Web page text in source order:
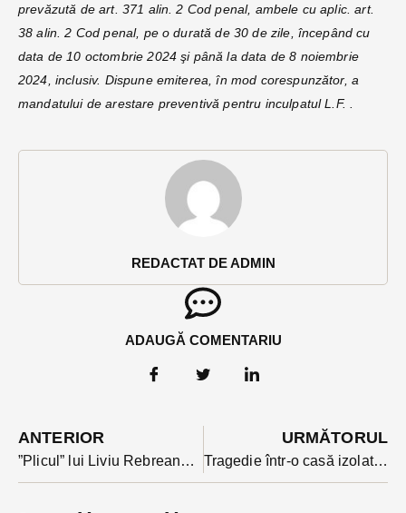
REDACTAT DE ADMIN
ADAUGĂ COMENTARIU
prevăzută de art. 371 alin. 2 Cod penal, ambele cu aplic. art.
38 alin. 2 Cod penal, pe o durată de 30 de zile, începând cu
data de 10 octombrie 2024 şi până la data de 8 noiembrie
2024, inclusiv. Dispune emiterea, în mod corespunzător, a
mandatului de arestare preventivă pentru inculpatul L.F. .
ANTERIOR
”Plicul” lui Liviu Rebreanu- reprezentație la Palatul Culturii Bistrița. O satiră politică valabilă și azi
URMĂTORUL
Tragedie într-o casă izolata din Poiana Ilvei: trupul proprietarului găsit carbonizat, după stingerea incendiului